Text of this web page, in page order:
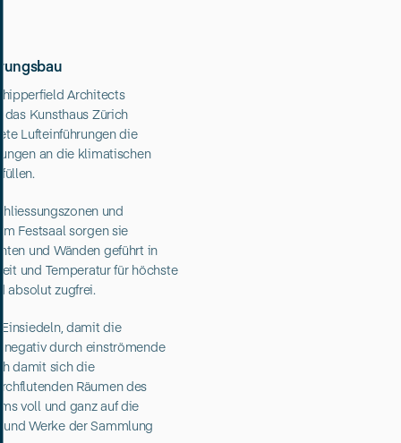
Architects
Kunsthaus Zürich
Lufteinführungen die
an die klimatischen
und
Festsaal sorgen sie
und Wänden geführt in
und Temperatur für höchste
absolut zugfrei.
damit die
durch einströmende
damit sich die
Räumen des
voll und ganz auf die
Werke der Sammlung